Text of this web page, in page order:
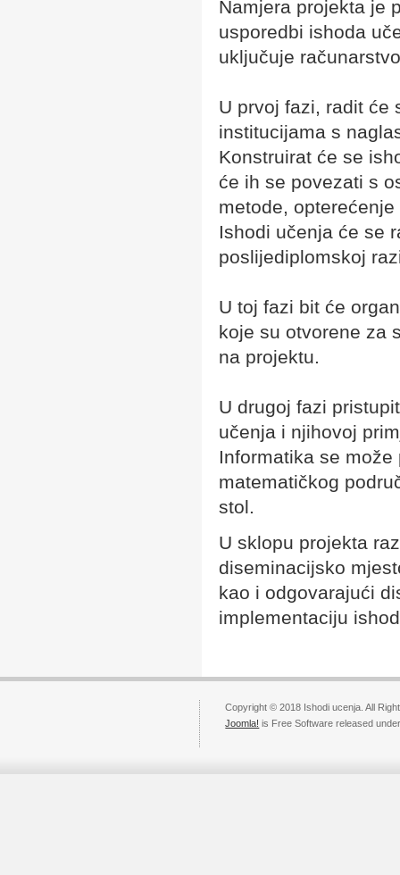
Namjera projekta je
usporedbi ishoda
uključuje
U prvoj fazi, radit će
institucijama s
Konstruirat će se
će ih se povezati s
metode,
Ishodi učenja će se
poslijediplomskoj
U toj fazi bit će
koje su otvorene za
na projektu.
U drugoj fazi
učenja i njihovoj
Informatika se
matematičkog
stol.
U sklopu projekta
diseminacijsko
kao i odgovarajući
implementaciju
Copyright © 2018 Ishodi ucenja. All
Joomla! is Free Software released